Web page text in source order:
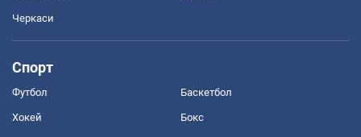
Черкаси
Спорт
Футбол Баскетбол
Хокей Бокс